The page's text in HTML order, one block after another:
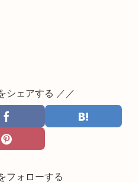
シェアする ／／
フォローする